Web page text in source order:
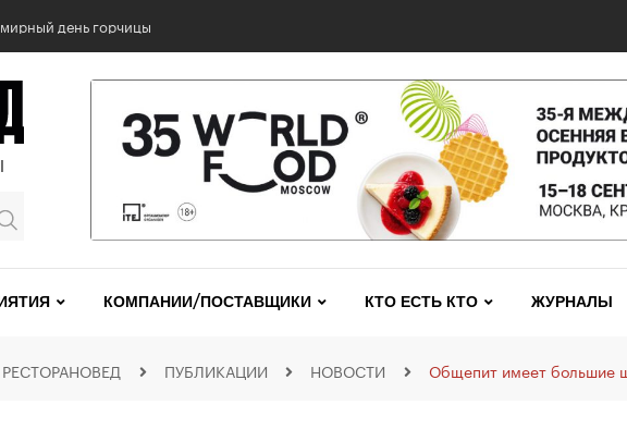
день горчицы
КОМПАНИИ/ПОСТАВЩИКИ КТО ЕСТЬ КТО ЖУРНАЛЫ
РЕСТОРАНОВЕД ПУБЛИКАЦИИ НОВОСТИ Общепит имеет большие